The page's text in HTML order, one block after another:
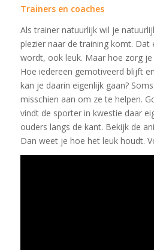
Trainers en coaches
Als trainer natuurlijk wil je
plezier naar de training komt. Dat
wordt, ook leuk. Maar hoe zorg
Hoe iedereen gemotiveerd blijft
kan je daarin eigenlijk gaan?
misschien aan om ze te helpen.
vindt de sporter in kwestie daar
ouders langs de kant. Bekijk de
Dan weet je hoe het leuk houdt.